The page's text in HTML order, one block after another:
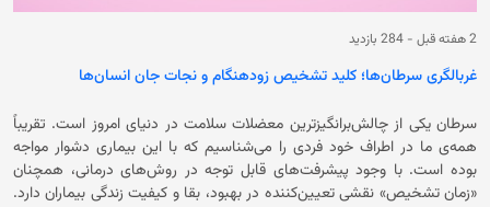
2 هفته قبل - 284 بازدید
غربالگری سرطان‌ها؛ کلید تشخیص زودهنگام و نجات جان انسان‌ها
سرطان یکی از چالش‌برانگیزترین معضلات سلامت در دنیای امروز است. تقریباً
همه‌ی ما در اطراف خود فردی را می‌شناسیم که با این بیماری دشوار مواجه
بوده است. با وجود پیشرفت‌های قابل توجه در روش‌های درمانی، همچنان
«زمان تشخیص» نقشی تعیین‌کننده در بهبود، بقا و کیفیت زندگی بیماران دارد.